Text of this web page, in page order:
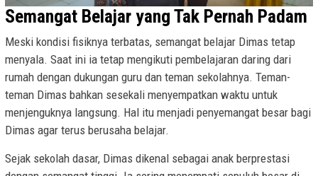
Semangat Belajar yang Tak Pernah Padam
Meski kondisi fisiknya terbatas, semangat belajar Dimas tetap
menyala. Saat ini ia tetap mengikuti pembelajaran daring dari
rumah dengan dukungan guru dan teman sekolahnya. Teman-
teman Dimas bahkan sesekali menyempatkan waktu untuk
menjenguknya langsung. Hal itu menjadi penyemangat besar bagi
Dimas agar terus berusaha belajar.
Sejak sekolah dasar, Dimas dikenal sebagai anak berprestasi